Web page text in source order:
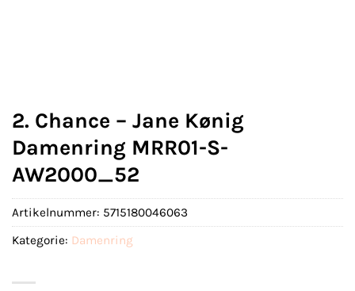
2. Chance – Jane Kønig
Damenring MRR01-S-
AW2000_52
Artikelnummer: 5715180046063
Kategorie: Damenring